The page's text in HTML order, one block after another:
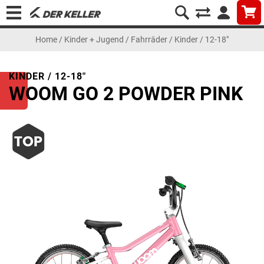
Home / Kinder + Jugend / Fahrräder / Kinder / 12-18"
KINDER / 12-18"
WOOM GO 2 POWDER PINK